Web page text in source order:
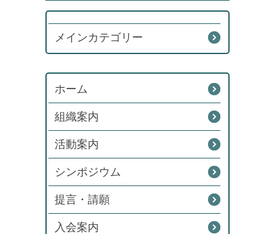
メインカテゴリー
ホーム
組織案内
活動案内
シンポジウム
提言・請願
入会案内